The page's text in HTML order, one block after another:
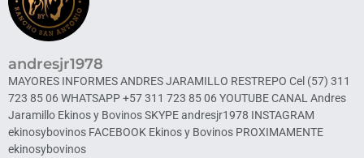
andresjr1978
MAYORES INFORMES ANDRES JARAMILLO RESTREPO Cel ‪(57) 311
723 85 06‬ WHATSAPP ‪+57 311 723 85 06‬ YOUTUBE CANAL Andres
Jaramillo Ekinos y Bovinos SKYPE andresjr1978 INSTAGRAM
ekinosybovinos FACEBOOK Ekinos y Bovinos PROXIMAMENTE
ekinosybovinos